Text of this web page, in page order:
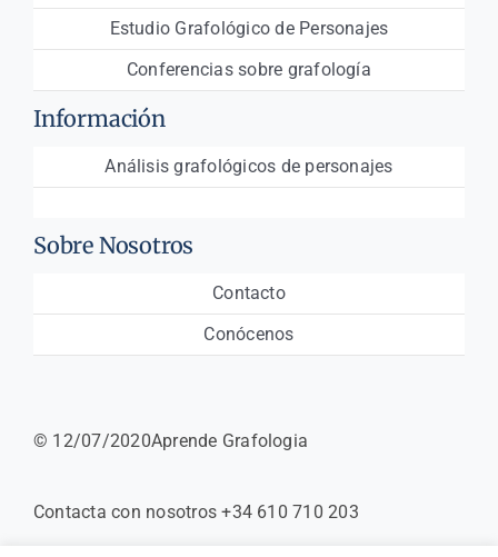
Estudio Grafológico de Personajes
Conferencias sobre grafología
Información
Análisis grafológicos de personajes
Sobre Nosotros
Contacto
Conócenos
© 12/07/2020Aprende Grafologia
Contacta con nosotros +34 610 710 203